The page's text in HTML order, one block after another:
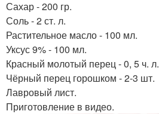
Сахар - 200 гр.
Соль - 2 ст. л.
Растительное масло - 100 мл.
Уксус 9% - 100 мл.
Красный молотый перец - 0, 5 ч. л.
Чёрный перец горошком - 2-3 шт.
Лавровый лист.
Приготовление в видео.